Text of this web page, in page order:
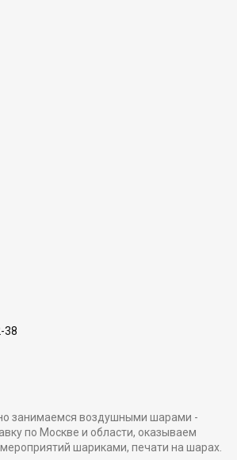
38
занимаемся воздушными шарами -
по Москве и области, оказываем
шариками, печати на шарах.